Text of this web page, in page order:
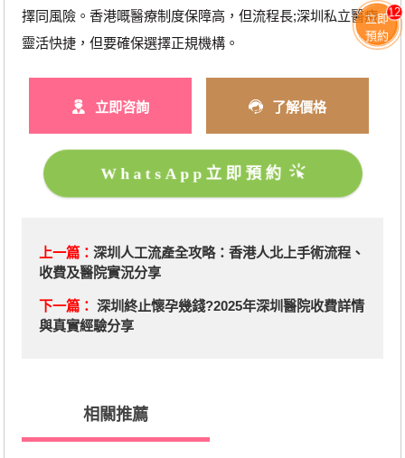
擇同風險。香港嘅醫療制度保障高，但流程長;深圳私立醫療
靈活快捷，但要確保選擇正規機構。
立即咨詢 了解價格
WhatsApp立即預約
上一篇： 深圳人工流產全攻略：香港人北上手術流程、
收費及醫院實況分享
下一篇： 深圳終止懷孕幾錢?2025年深圳醫院收費詳情
與真實經驗分享
相關推薦
立即
預約
12